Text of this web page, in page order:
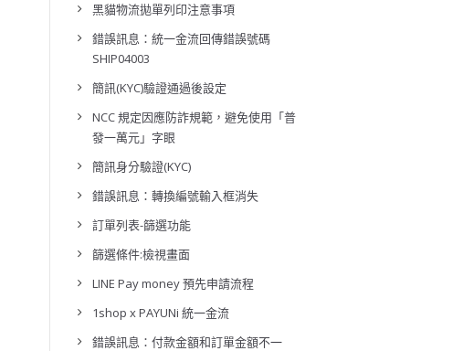
黑貓物流拋單列印注意事項
錯誤訊息：統一金流回傳錯誤號碼
SHIP04003
簡訊(KYC)驗證通過後設定
NCC 規定因應防詐規範，避免使用「普
發一萬元」字眼
簡訊身分驗證(KYC)
錯誤訊息：轉換編號輸入框消失
訂單列表-篩選功能
篩選條件:檢視畫面
LINE Pay money 預先申請流程
1shop x PAYUNi 統一金流
錯誤訊息：付款金額和訂單金額不一